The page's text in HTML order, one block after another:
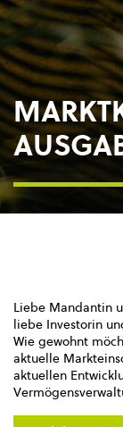
Liebe Mandantin
liebe Investorin
Wie gewohnt
aktuelle
aktuellen